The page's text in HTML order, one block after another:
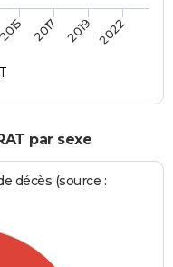
2015 2017 2019 2022
par sexe
décès (source :